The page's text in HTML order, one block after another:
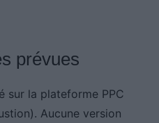
prévues
sur la plateforme PPC
Aucune version